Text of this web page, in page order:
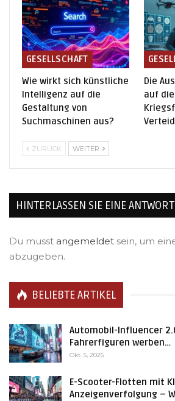
GESELLSCHAFT
Wie wirkt sich künstliche
Intelligenz auf die
Gestaltung von
Suchmaschinen aus?
Die
auf
ZURÜCK WEITER
HINTERLASSEN SIE EINE ANTWORT
Du musst angemeldet sein, um
abzugeben.
BELIEBTE ARTIKEL
Automobil-Influencer
Fahrerfiguren werben…
Okt. 5, 2025
E-Scooter-Flotten mit
Anzeigenverfolgung –